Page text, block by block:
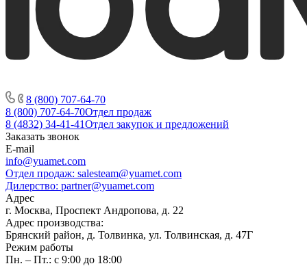
8 (800) 707-64-70
8 (800) 707-64-70Отдел продаж
8 (4832) 34-41-41Отдел закупок и предложений
Заказать звонок
E-mail
info@yuamet.com
Отдел продаж: salesteam@yuamet.com
Дилерство: partner@yuamet.com
Адрес
г. Москва, Проспект Андропова, д. 22
Адрес производства:
Брянский район, д. Толвинка, ул. Толвинская, д. 47Г
Режим работы
Пн. – Пт.: с 9:00 до 18:00